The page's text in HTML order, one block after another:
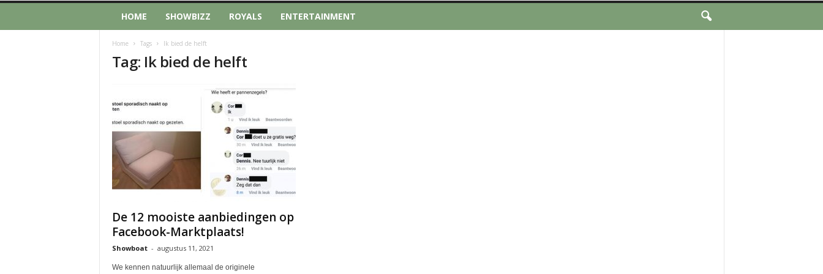
HOME SHOWBIZZ ROYALS ENTERTAINMENT
Home Tags Ik bied de helft
Tag: Ik bied de helft
De 12 mooiste aanbiedingen op
Facebook-Marktplaats!
Showboat - augustus 11, 2021
We kennen natuurlijk allemaal de originele